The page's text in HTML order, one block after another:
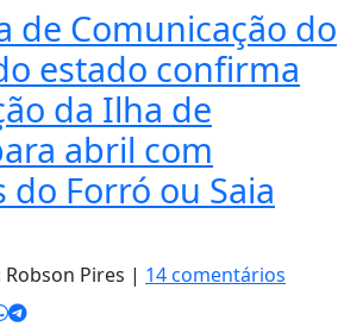
de Comunicação do
estado confirma
da Ilha de
abril com
do Forró ou Saia
Pires | 14 comentários